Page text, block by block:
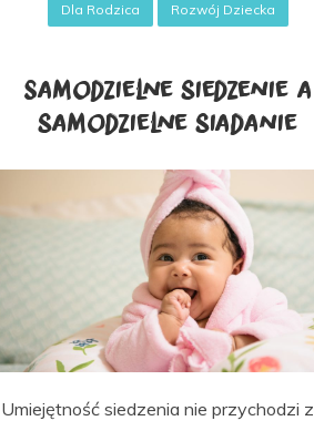
Dla Rodzica Rozwój Dziecka
Samodzielne siedzenie a
samodzielne siadanie
Umiejętność siedzenia nie przychodzi z